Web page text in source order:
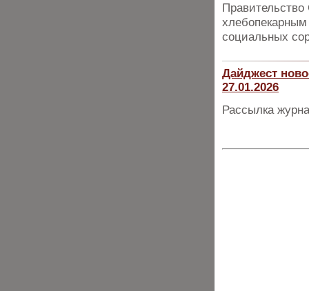
хлебопекарным
социальных
Дайджест
27.01.2026
Рассылка